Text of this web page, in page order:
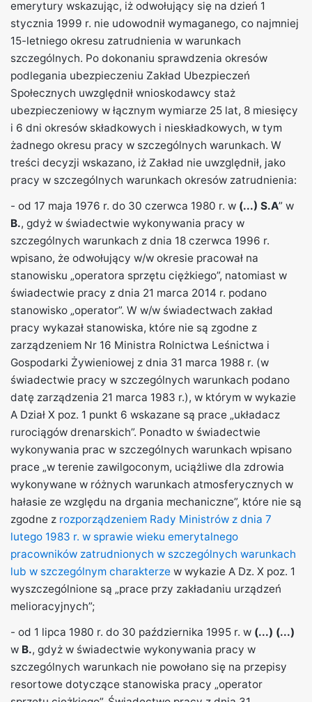
emerytury wskazując, iż odwołujący się na dzień 1
stycznia 1999 r. nie udowodnił wymaganego, co najmniej
15-letniego okresu zatrudnienia w warunkach
szczególnych. Po dokonaniu sprawdzenia okresów
podlegania ubezpieczeniu Zakład Ubezpieczeń
Społecznych uwzględnił wnioskodawcy staż
ubezpieczeniowy w łącznym wymiarze 25 lat, 8 miesięcy
i 6 dni okresów składkowych i nieskładkowych, w tym
żadnego okresu pracy w szczególnych warunkach. W
treści decyzji wskazano, iż Zakład nie uwzględnił, jako
pracy w szczególnych warunkach okresów zatrudnienia:
- od 17 maja 1976 r. do 30 czerwca 1980 r. w (...) S.A” w
B., gdyż w świadectwie wykonywania pracy w
szczególnych warunkach z dnia 18 czerwca 1996 r.
wpisano, że odwołujący w/w okresie pracował na
stanowisku „operatora sprzętu ciężkiego”, natomiast w
świadectwie pracy z dnia 21 marca 2014 r. podano
stanowisko „operator”. W w/w świadectwach zakład
pracy wykazał stanowiska, które nie są zgodne z
zarządzeniem Nr 16 Ministra Rolnictwa Leśnictwa i
Gospodarki Żywieniowej z dnia 31 marca 1988 r. (w
świadectwie pracy w szczególnych warunkach podano
datę zarządzenia 21 marca 1983 r.), w którym w wykazie
A Dział X poz. 1 punkt 6 wskazane są prace „układacz
rurociągów drenarskich”. Ponadto w świadectwie
wykonywania prac w szczególnych warunkach wpisano
prace „w terenie zawilgoconym, uciążliwe dla zdrowia
wykonywane w różnych warunkach atmosferycznych w
hałasie ze względu na drgania mechaniczne”, które nie są
zgodne z rozporządzeniem Rady Ministrów z dnia 7
lutego 1983 r. w sprawie wieku emerytalnego
pracowników zatrudnionych w szczególnych warunkach
lub w szczególnym charakterze w wykazie A Dz. X poz. 1
wyszczególnione są „prace przy zakładaniu urządzeń
melioracyjnych”;
- od 1 lipca 1980 r. do 30 października 1995 r. w (...) (...)
w B., gdyż w świadectwie wykonywania pracy w
szczególnych warunkach nie powołano się na przepisy
resortowe dotyczące stanowiska pracy „operator